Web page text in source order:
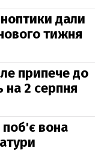
дали
тижня
припече до
на 2 серпня
поб'є вона